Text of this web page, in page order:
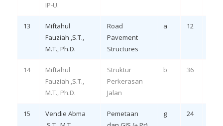
IP-U.
13
Miftahul
Fauziah ,S.T.,
M.T., Ph.D.
Road
Pavement
Structures
a 12
14
Miftahul
Fauziah ,S.T.,
M.T., Ph.D.
Struktur
Perkerasan
Jalan
b 36
15
Vendie Abma
Pemetaan
g 24